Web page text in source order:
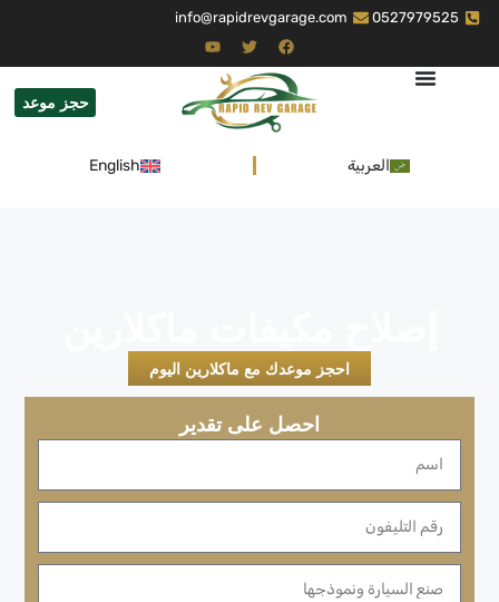
0527979525
info@rapidrevgarage.com
حجز موعد
العربية English
احجز موعدك مع ماكلارين اليوم
احصل على تقدير